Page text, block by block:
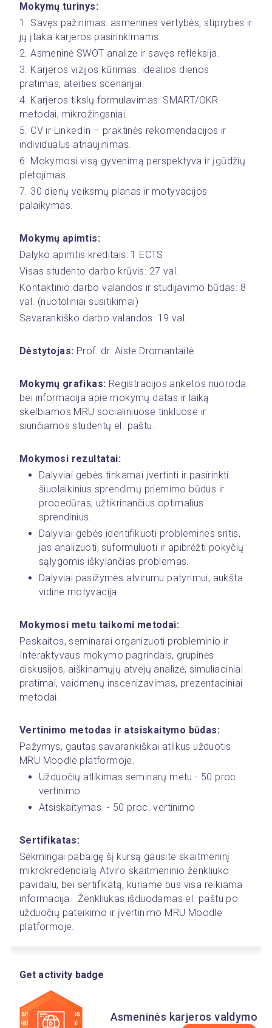
Mokymų turinys:
1. Savęs pažinimas: asmeninės vertybės, stiprybės ir
jų įtaka karjeros pasirinkimams.
2. Asmeninė SWOT analizė ir savęs refleksija.
3. Karjeros vizijos kūrimas: idealios dienos
pratimas, ateities scenarijai.
4. Karjeros tikslų formulavimas: SMART/OKR
metodai, mikrožingsniai.
5. CV ir LinkedIn – praktinės rekomendacijos ir
individualus atnaujinimas.
6. Mokymosi visą gyvenimą perspektyva ir įgūdžių
plėtojimas.
7. 30 dienų veiksmų planas ir motyvacijos
palaikymas.
Mokymų apimtis:
Dalyko apimtis kreditais: 1 ECTS
Visas studento darbo krūvis: 27 val.
Kontaktinio darbo valandos ir studijavimo būdas: 8
val. (nuotoliniai susitikimai)
Savarankiško darbo valandos: 19 val.
Dėstytojas: Prof. dr. Aistė Dromantaitė
Mokymų grafikas: Registracijos anketos nuoroda
bei informacija apie mokymų datas ir laiką
skelbiamos MRU socialiniuose tinkluose ir
siunčiamos studentų el. paštu.
Mokymosi rezultatai:
Dalyviai gebės tinkamai įvertinti ir pasirinkti
šiuolaikinius sprendimų priėmimo būdus ir
procedūras, užtikrinančius optimalius
sprendinius.
Dalyviai gebės identifikuoti problemines sritis,
jas analizuoti, suformuluoti ir apibrėžti pokyčių
sąlygomis iškylančias problemas.
Dalyviai pasižymės atvirumu patyrimui, aukšta
vidine motyvacija.
Mokymosi metu taikomi metodai:
Paskaitos, seminarai organizuoti probleminio ir
Interaktyvaus mokymo pagrindais, grupinės
diskusijos, aiškinamųjų atvejų analizė, simuliaciniai
pratimai, vaidmenų inscenizavimas, prezentaciniai
metodai.
Vertinimo metodas ir atsiskaitymo būdas:
Pažymys, gautas savarankiškai atlikus užduotis
MRU Moodle platformoje.
Užduočių atlikimas seminarų metu - 50 proc.
vertinimo
Atsiskaitymas  - 50 proc. vertinimo
Sertifikatas:
Sėkmingai pabaigę šį kursą gausite skaitmeninį
mikrokredencialą Atviro skaitmeninio ženkliuko
pavidalu, bei sertifikatą, kuriame bus visa reikiama
informacija.  Ženkliukas išduodamas el. paštu po
užduočių pateikimo ir įvertinimo MRU Moodle
platformoje.
Get activity badge
Asmeninės karjeros valdymo